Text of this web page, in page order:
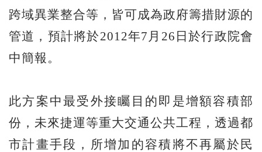
跨域異業整合等，皆可成為政府籌措財源的
管道，預計將於2012年7月26日於行政院會
中簡報。
此方案中最受外接矚目的即是增額容積部
份，未來捷運等重大交通公共工程，透過都
市計畫手段，所增加的容積將不再屬於民